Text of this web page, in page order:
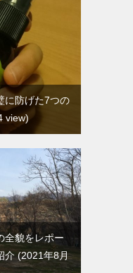
に防げた7つの
view
全貌をレポー
介
2021年8月